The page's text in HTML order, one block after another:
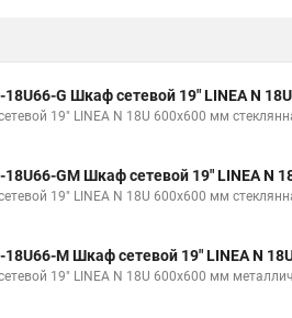
18U66-G Шкаф сетевой 19" LINEA N
19" LINEA N 18U 600х600 мм
18U66-GM Шкаф сетевой 19" LINEA N
19" LINEA N 18U 600х600 мм
18U66-M Шкаф сетевой 19" LINEA N
19" LINEA N 18U 600х600 мм